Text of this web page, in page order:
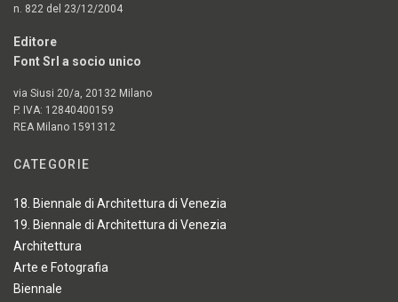
n. 822 del 23/12/2004
Editore
Font Srl a socio unico
via Siusi 20/a, 20132 Milano
P. IVA: 12840400159
REA Milano 1591312
CATEGORIE
18. Biennale di Architettura di Venezia
19. Biennale di Architettura di Venezia
Architettura
Arte e Fotografia
Biennale